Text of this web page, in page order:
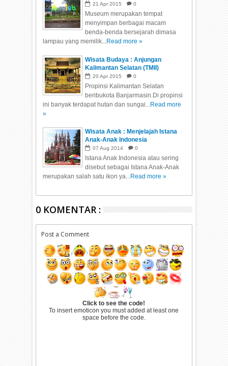
21 Apr 2015 0
Museum merupakan tempat
menyimpan berbagai macam
benda-benda bersejarah dimasa
lampau yang memilik... Read more »
Wisata Budaya : Anjungan
Kalimantan Selatan (TMII)
20 Apr 2015 0
Propinsi Kalimantan Selatan
beribukota Banjarmasin.Di propinsi
ini banyak terdapat hutan dan sungai... Read more
»
Wisata Anak : Menjelajah Istana
Anak-Anak Indonesia
07 Aug 2014 0
Istana Anak Indonesia atau sering
disebut sebagai Istana Anak-Anak
merupakan salah satu ikon ya... Read more »
0 KOMENTAR :
Post a Comment
Click to see the code!
To insert emoticon you must added at least one
space before the code.